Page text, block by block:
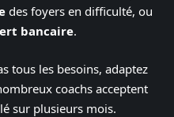
des foyers en difficulté, ou
bancaire.
tous les besoins, adaptez
coachs acceptent
sur plusieurs mois.